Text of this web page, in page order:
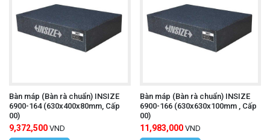
Bàn máp (Bàn rà chuẩn) INSIZE
6900-164 (630x400x80mm, Cấp
00)
9,372,500 VND
Bàn máp (Bàn rà chuẩn) INSIZE
6900-166 (630x630x100mm , Cấp
00)
11,983,000 VND